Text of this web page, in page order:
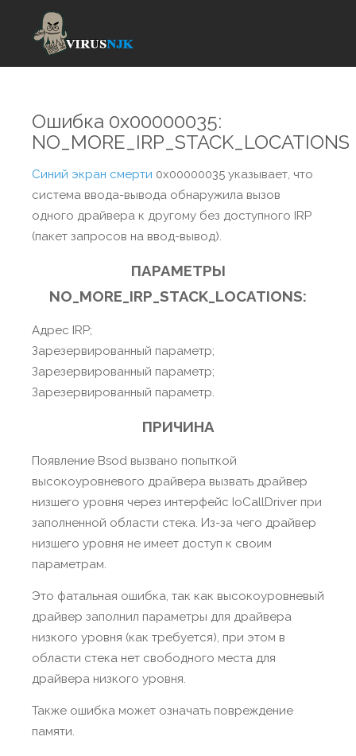
Ошибка 0x00000035:
NO_MORE_IRP_STACK_LOCATIONS
Синий экран смерти 0x00000035 указывает, что
система ввода-вывода обнаружила вызов
одного драйвера к другому без доступного IRP
(пакет запросов на ввод-вывод).
ПАРАМЕТРЫ
NO_MORE_IRP_STACK_LOCATIONS:
Адрес IRP;
Зарезервированный параметр;
Зарезервированный параметр;
Зарезервированный параметр.
ПРИЧИНА
Появление Bsod вызвано попыткой
высокоуровневого драйвера вызвать драйвер
низшего уровня через интерфейс IoCallDriver при
заполненной области стека. Из-за чего драйвер
низшего уровня не имеет доступ к своим
параметрам.
Это фатальная ошибка, так как высокоуровневый
драйвер заполнил параметры для драйвера
низкого уровня (как требуется), при этом в
области стека нет свободного места для
драйвера низкого уровня.
Также ошибка может означать повреждение
памяти.